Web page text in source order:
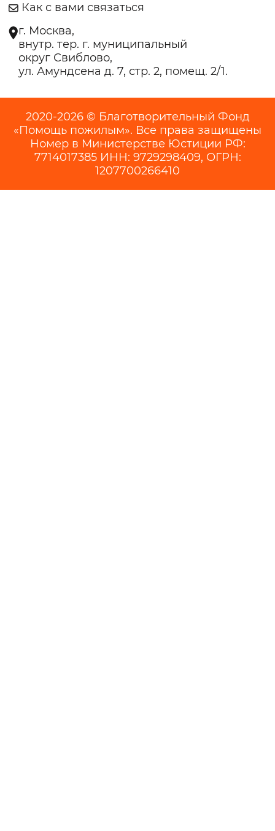
Как с вами связаться
г. Москва,
внутр. тер. г. муниципальный
округ Свиблово,
ул. Амундсена д. 7, стр. 2, помещ. 2/1.
2020-2026 © Благотворительный Фонд
«Помощь пожилым». Все права защищены
Номер в Министерстве Юстиции РФ:
7714017385 ИНН: 9729298409, ОГРН:
1207700266410